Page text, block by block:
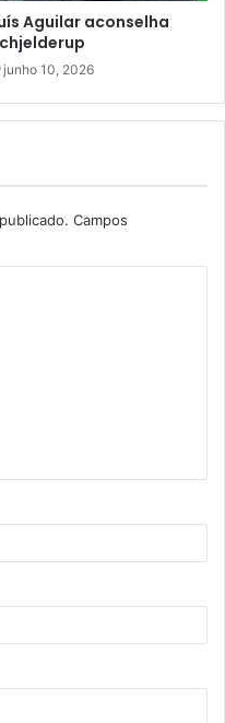
Aguilar aconselha
junho 10, 2026
Campos